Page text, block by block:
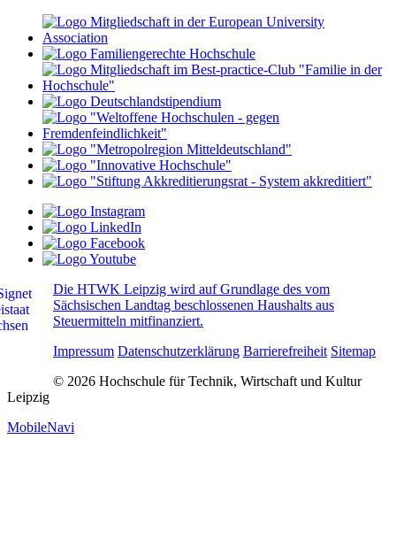
Die HTWK Leipzig wird auf Grundlage des vom
Sächsischen Landtag beschlossenen Haushalts aus
Steuermitteln mitfinanziert.
Impressum Datenschutzerklärung Barrierefreiheit Sitemap
© 2026 Hochschule für Technik, Wirtschaft und Kultur
Leipzig
MobileNavi